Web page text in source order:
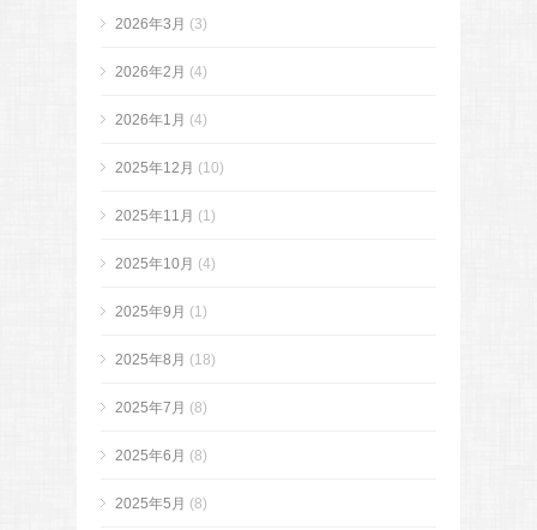
2026年3月 (3)
2026年2月 (4)
2026年1月 (4)
2025年12月 (10)
2025年11月 (1)
2025年10月 (4)
2025年9月 (1)
2025年8月 (18)
2025年7月 (8)
2025年6月 (8)
2025年5月 (8)